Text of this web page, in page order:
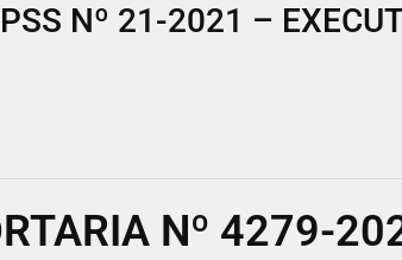
Nº 21-2021 –
Nº 4279-